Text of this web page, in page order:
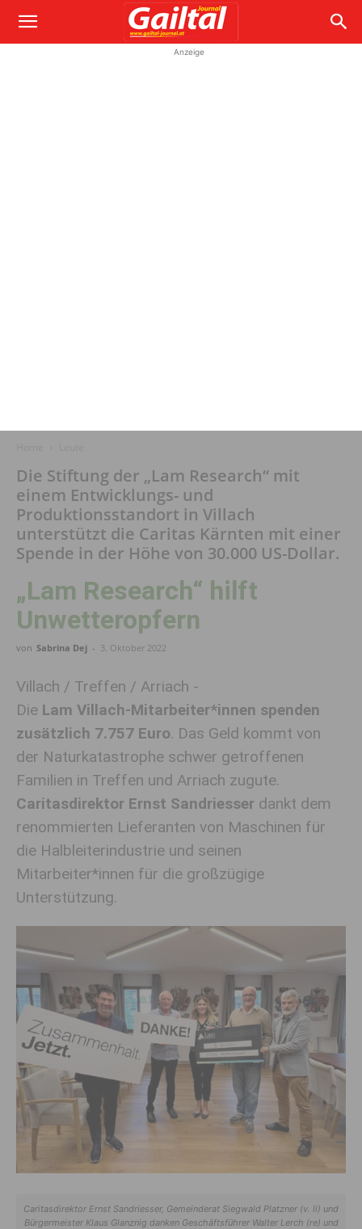
Anzeige
Die Stiftung der „Lam Research“ mit
einem Entwicklungs- und
Produktionsstandort in Villach
unterstützt die Caritas Kärnten mit einer
Spende in der Höhe von 30.000 US-Dollar.
„Lam Research“ hilft
Unwetteropfern
von Sabrina Dej - 3. Oktober 2022
Villach / Treffen / Arriach -
Die Lam Villach-Mitarbeiter*innen spenden
zusätzlich 7.757 Euro. Das Geld kommt von
der Naturkatastrophe schwer getroffenen
Familien in Treffen und Arriach zugute.
Caritasdirektor Ernst Sandriesser dankt dem
renommierten Lieferanten von Maschinen für
die Halbleiterindustrie und seinen
Mitarbeiter*innen für die großzügige
Unterstützung.
Caritasdirektor Ernst Sandriesser, Gemeinderat Siegwald Platzner (v. li) und
Bürgermeister Klaus Glanznig danken Geschäftsführer Walter Lerch (re) und